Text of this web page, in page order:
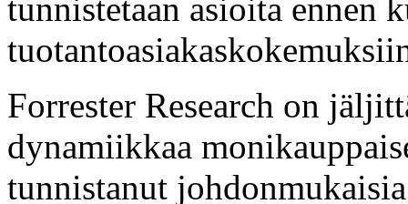
tunnistetaan asioita ennen
Forrester Research on
dynamiikkaa
tunnistanut